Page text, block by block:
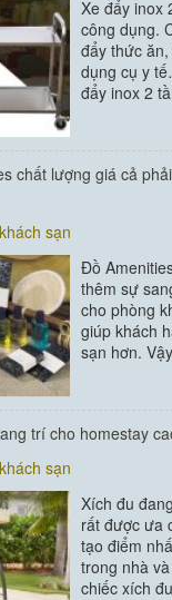
Xe đẩy inox
công dụng.
đẩy thức
dụng cụ y
đẩy inox 2
#xe đẩy
chất lượng giá cả
sạn
Đồ
thêm sự
cho phòng
giúp khách
sạn hơn.
trí cho homestay
sạn
Xích đu
rất được ưa
tạo điểm
trong nhà
chiếc xích